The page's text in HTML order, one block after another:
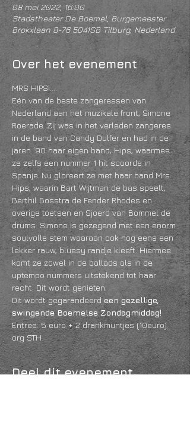
08 mei 2022, 16:00
Stadstheater De Boemel, Burgemeester
Brokxlaan 8-76 5041SB Tilburg, Nederland
Over het evenement
MRS HIPS!....
Eén van de beste zangeressen van
Nederland aan het muzikale front, Simone
Roerade. Zij was in het verleden zangeres
in de band van Candy Dulfer en had in de
jaren ’90 haar eigen band, Hips, waarmee
ze zelfs een nummer 1 hit scoorde in
Spanje. Nu gloreert ze met haar band Mrs
Hips, waarin Bart Wijtman de bas speelt,
Berthil Bosstra de Fender Rhodes en
overige toetsen en Sjoerd van Bommel de
drums. Simone is gezegend met een enorm
soulvolle stem waaraan ook nog eens een
lekker rauw, bluesy randje kleeft. Hiermee
komt ze zowel in de ballads als in de
uptempo nummers uitstekend tot haar
recht. Dit wordt genieten.
Dit wordt gegarandeerd een gezellige,
swingende Boemelse Zondagmiddag!
Entree: 5 euro + 2 drankmuntjes (10euro).
org STH
Deel dit evenement